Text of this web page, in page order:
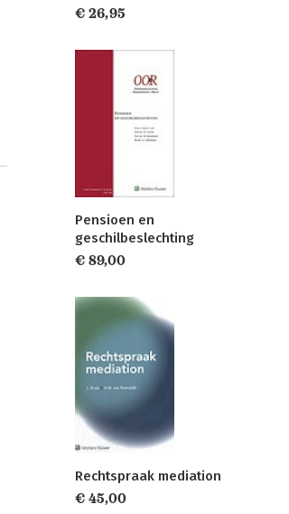
€ 26,95
Pensioen en
geschilbeslechting
€ 89,00
Rechtspraak mediation
€ 45,00